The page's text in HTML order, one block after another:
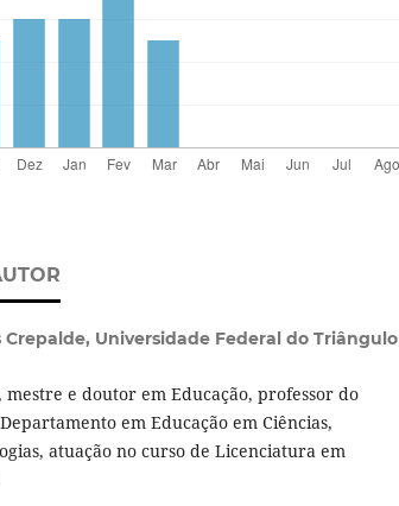
Crepalde, Universidade Federal do Triângulo
mestre e doutor em Educação, professor do
em Educação em Ciências,
atuação no curso de Licenciatura em